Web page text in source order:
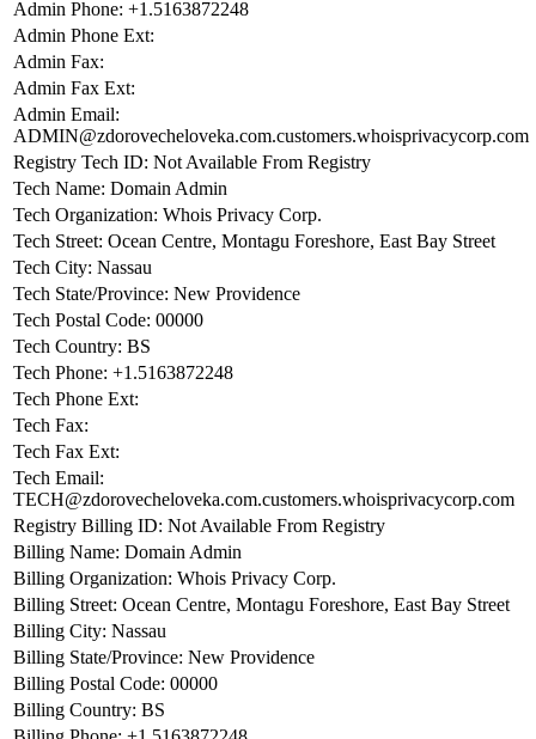
Admin Phone: +1.5163872248
Admin Phone Ext:
Admin Fax:
Admin Fax Ext:
Admin Email:
ADMIN@zdorovecheloveka.com.customers.whoisprivacycorp.com
Registry Tech ID: Not Available From Registry
Tech Name: Domain Admin
Tech Organization: Whois Privacy Corp.
Tech Street: Ocean Centre, Montagu Foreshore, East Bay Street
Tech City: Nassau
Tech State/Province: New Providence
Tech Postal Code: 00000
Tech Country: BS
Tech Phone: +1.5163872248
Tech Phone Ext:
Tech Fax:
Tech Fax Ext:
Tech Email:
TECH@zdorovecheloveka.com.customers.whoisprivacycorp.com
Registry Billing ID: Not Available From Registry
Billing Name: Domain Admin
Billing Organization: Whois Privacy Corp.
Billing Street: Ocean Centre, Montagu Foreshore, East Bay Street
Billing City: Nassau
Billing State/Province: New Providence
Billing Postal Code: 00000
Billing Country: BS